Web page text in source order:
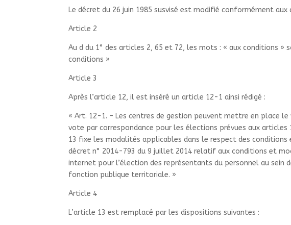
Le décret du 26 juin 1985 susvisé est modifié conformément
Article 2
Au d du 1° des articles 2, 65 et 72, les mots : « aux conditions »
conditions »
Article 3
Après l’article 12, il est inséré un article 12-1 ainsi rédigé :
« Art. 12-1. – Les centres de gestion peuvent mettre en place
vote par correspondance pour les élections prévues aux articles
13 fixe les modalités applicables dans le respect des
décret n° 2014-793 du 9 juillet 2014 relatif aux conditions et
internet pour l’élection des représentants du personnel au sein
fonction publique territoriale. »
Article 4
L’article 13 est remplacé par les dispositions suivantes :